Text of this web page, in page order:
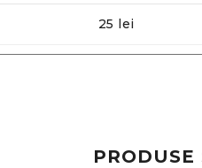
25 lei